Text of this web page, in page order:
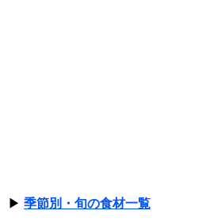
▶ 季節別・旬の食材一覧